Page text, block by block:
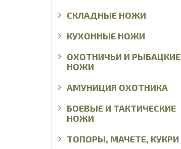
СКЛАДНЫЕ НОЖИ
КУХОННЫЕ НОЖИ
ОХОТНИЧЬИ И РЫБАЦКИЕ
НОЖИ
АМУНИЦИЯ ОХОТНИКА
БОЕВЫЕ И ТАКТИЧЕСКИЕ
НОЖИ
ТОПОРЫ, МАЧЕТЕ, КУКРИ